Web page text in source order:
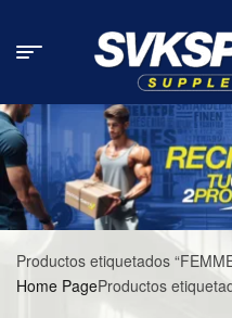
Productos etiquetados
Home PageProductos